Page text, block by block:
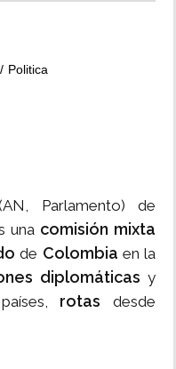
Politica
Parlamento) de
una comisión mixta
de Colombia en la
diplomáticas y
rotas desde